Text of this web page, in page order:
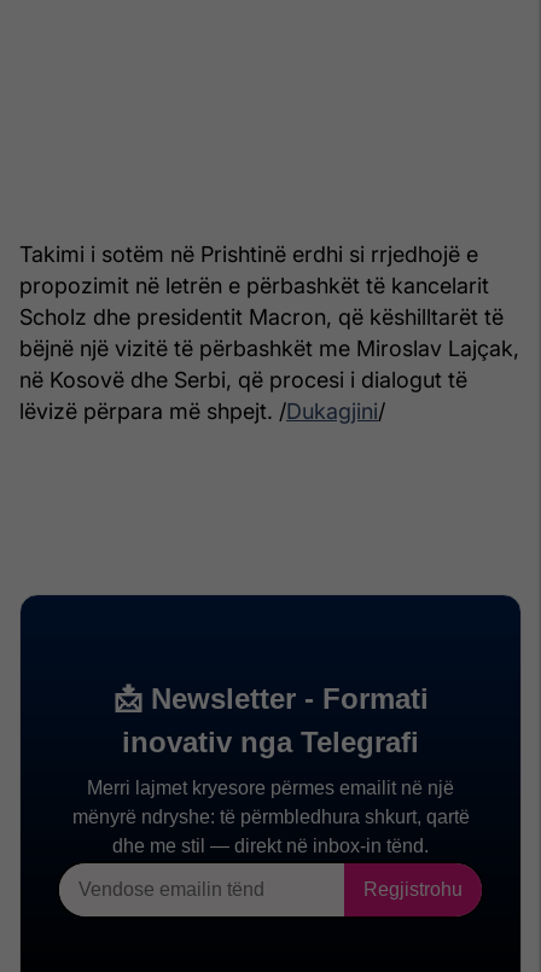
Takimi i sotëm në Prishtinë erdhi si rrjedhojë e
propozimit në letrën e përbashkët të kancelarit
Scholz dhe presidentit Macron, që këshilltarët të
bëjnë një vizitë të përbashkët me Miroslav Lajçak,
në Kosovë dhe Serbi, që procesi i dialogut të
lëvizë përpara më shpejt. /Dukagjini/